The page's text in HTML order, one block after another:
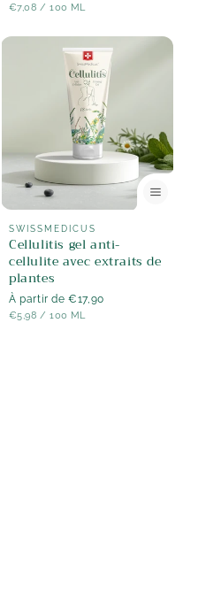
régulier
PRIX
€7,08 / PAR
100 ML
Fournisseur
:
SWISSMEDICUS
Cellulitis gel anti-
cellulite avec extraits de
plantes
Prix
régulier
À partir de €17,90
PRIX
€5,98 / PAR
100 ML